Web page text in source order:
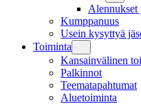
Alennukset
Kumppanuus
Usein kysyttyä
Toiminta
Kansainvälinen
Palkinnot
Teematapahtumat
Aluetoiminta